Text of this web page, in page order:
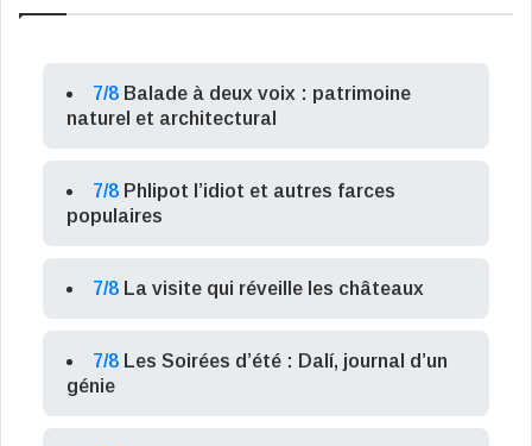
7/8 Balade à deux voix : patrimoine
naturel et architectural
7/8 Phlipot l’idiot et autres farces
populaires
7/8 La visite qui réveille les châteaux
7/8 Les Soirées d’été : Dalí, journal d’un
génie